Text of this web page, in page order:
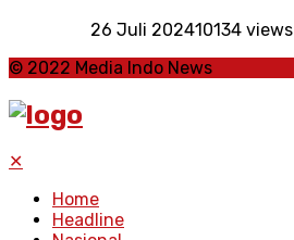
26 Juli 202410134 views
© 2022 Media Indo News
✕
Home
Headline